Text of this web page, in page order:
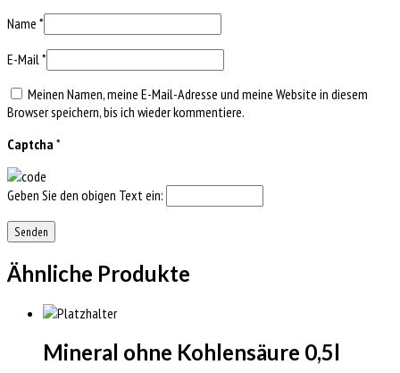
Name *
E-Mail *
Meinen Namen, meine E-Mail-Adresse und meine Website in diesem
Browser speichern, bis ich wieder kommentiere.
Captcha *
Geben Sie den obigen Text ein:
Ähnliche Produkte
Mineral ohne Kohlensäure 0,5l